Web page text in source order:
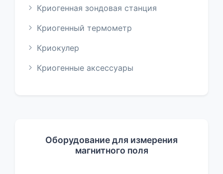
Криогенная зондовая станция
Криогенный термометр
Криокулер
Криогенные аксессуары
Оборудование для измерения
магнитного поля